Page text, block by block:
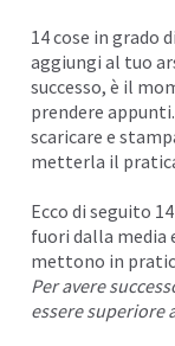
14 cose in grado
aggiungi al tuo
successo, è il
prendere
scaricare e
metterla il
Ecco di seguito
fuori dalla media
mettono in
Per avere
essere superiore